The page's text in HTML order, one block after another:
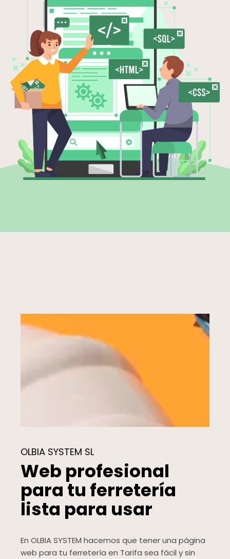
OLBIA SYSTEM SL
Web profesional
para tu ferretería
lista para usar
En OLBIA SYSTEM hacemos que tener una página
web para tu ferretería en Tarifa sea fácil y sin